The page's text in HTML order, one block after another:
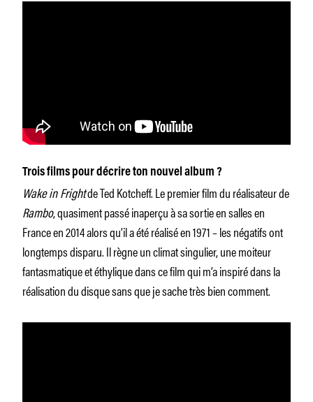
Trois films pour décrire ton nouvel album ?
Wake in Frightde Ted Kotcheff. Le premier film du réalisateur de
Rambo, quasiment passé inaperçu à sa sortie en salles en
France en 2014 alors qu’il a été réalisé en 1971 – les négatifs ont
longtemps disparu. Il règne un climat singulier, une moiteur
fantasmatique et éthylique dans ce film qui m’a inspiré dans la
réalisation du disque sans que je sache très bien comment.